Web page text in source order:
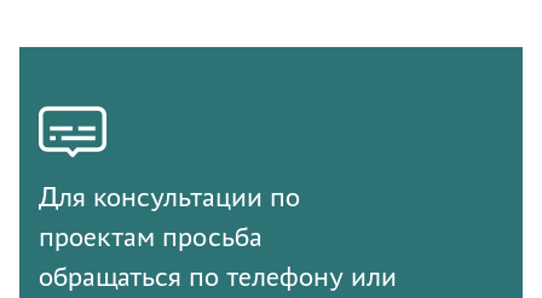
Для консультации по
проектам просьба
обращаться по телефону или